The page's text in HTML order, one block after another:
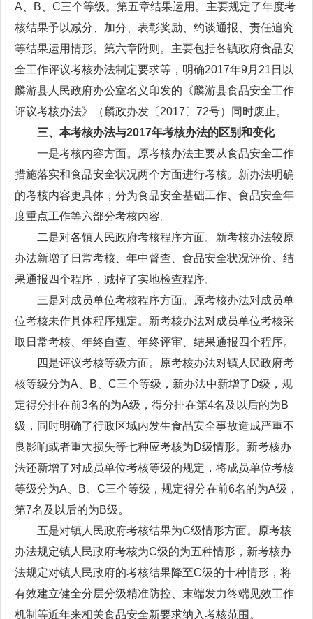
A、B、C三个等级。第五章结果运用。主要规定了年度考
核结果予以减分、加分、表彰奖励、约谈通报、责任追究
等结果运用情形。第六章附则。主要包括各镇政府食品安
全工作评议考核办法制定要求等，明确2017年9月21日以
麟游县人民政府办公室名义印发的《麟游县食品安全工作
评议考核办法》（麟政办发〔2017〕72号）同时废止。
三、本考核办法与2017年考核办法的区别和变化
一是考核内容方面。原考核办法主要从食品安全工作
措施落实和食品安全状况两个方面进行考核。新办法明确
的考核内容更具体，分为食品安全基础工作、食品安全年
度重点工作等六部分考核内容。
二是对各镇人民政府考核程序方面。新考核办法较原
办法新增了日常考核、年中督查、食品安全状况评价、结
果通报四个程序，减掉了实地检查程序。
三是对成员单位考核程序方面。原考核办法对成员单
位考核未作具体程序规定。新考核办法对成员单位考核采
取日常考核、年终自查、年终评审、结果通报四个程序。
四是评议考核等级方面。原考核办法对镇人民政府考
核等级分为A、B、C三个等级，新办法中新增了D级，规
定得分排在前3名的为A级，得分排在第4名及以后的为B
级，同时明确了行政区域内发生食品安全事故造成严重不
良影响或者重大损失等七种应考核为D级情形。新考核办
法还新增了对成员单位考核等级的规定，将成员单位考核
等级分为A、B、C三个等级，规定得分在前6名的为A级，
第7名及以后的为B级。
五是对镇人民政府考核结果为C级情形方面。原考核
办法规定镇人民政府考核为C级的为五种情形，新考核办
法规定对镇人民政府的考核结果降至C级的十种情形，将
有效建立健全分层分级精准防控、末端发力终端见效工作
机制等近年来相关食品安全新要求纳入考核范围。